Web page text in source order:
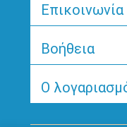
Επικοινωνία
Βοήθεια
Ο